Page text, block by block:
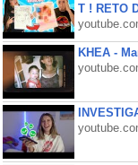
T ! RETO
KHEA -